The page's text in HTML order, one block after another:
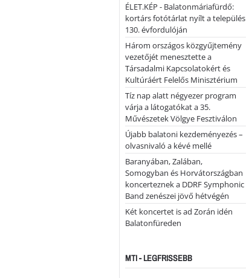
ÉLET.KÉP - Balatonmáriafürdő:
kortárs fotótárlat nyílt a település
130. évfordulóján
Három országos közgyűjtemény
vezetőjét menesztette a
Társadalmi Kapcsolatokért és
Kultúráért Felelős Minisztérium
Tíz nap alatt négyezer program
várja a látogatókat a 35.
Művészetek Völgye Fesztiválon
Újabb balatoni kezdeményezés –
olvasnivaló a kévé mellé
Baranyában, Zalában,
Somogyban és Horvátországban
koncerteznek a DDRF Symphonic
Band zenészei jövő hétvégén
Két koncertet is ad Zorán idén
Balatonfüreden
MTI - LEGFRISSEBB